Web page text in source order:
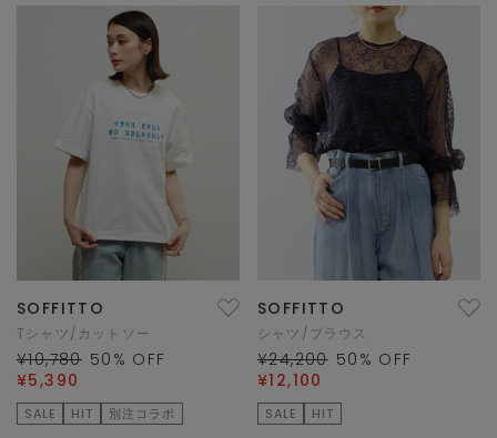
SOFFITTO
Tシャツ/カットソー
¥10,780 50 % OFF
¥5,390
SALE HIT 別注コラボ
SOFFITTO
シャツ/ブラウス
¥24,200 50 % OFF
¥12,100
SALE HIT